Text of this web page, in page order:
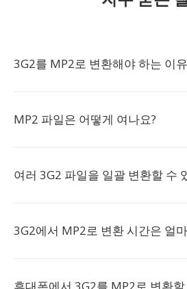
3G2를 MP2로 변환해야 하는 이
MP2 파일은 어떻게 여나요?
여러 3G2 파일을 일괄 변환할 수
3G2에서 MP2로 변환 시간은 얼